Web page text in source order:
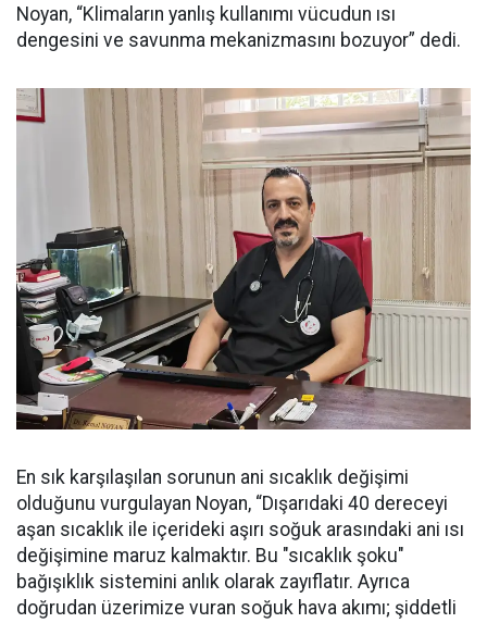
Noyan, “Klimaların yanlış kullanımı vücudun ısı
dengesini ve savunma mekanizmasını bozuyor” dedi.
En sık karşılaşılan sorunun ani sıcaklık değişimi
olduğunu vurgulayan Noyan, “Dışarıdaki 40 dereceyi
aşan sıcaklık ile içerideki aşırı soğuk arasındaki ani ısı
değişimine maruz kalmaktır. Bu "sıcaklık şoku"
bağışıklık sistemini anlık olarak zayıflatır. Ayrıca
doğrudan üzerimize vuran soğuk hava akımı; şiddetli